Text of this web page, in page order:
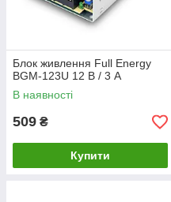
Блок живлення Full Energy
BGM-123U 12 В / 3 А
В наявності
509 ₴
Купити